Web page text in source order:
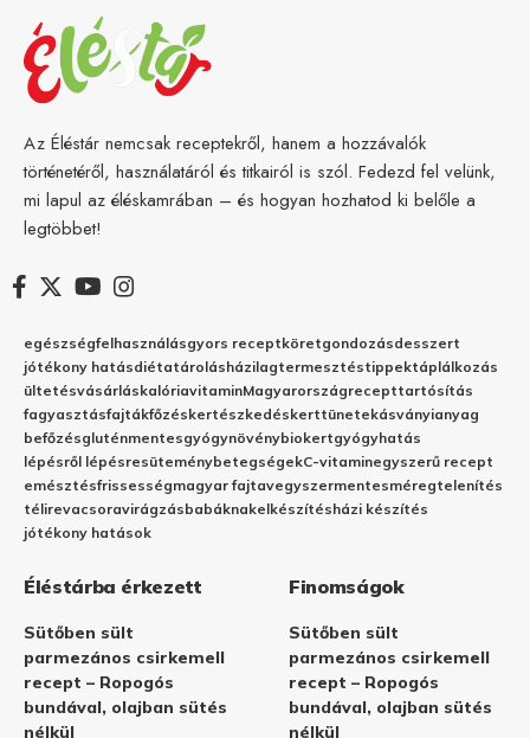
Az Éléstár nemcsak receptekről, hanem a hozzávalók
történetéről, használatáról és titkairól is szól. Fedezd fel velünk,
mi lapul az éléskamrában – és hogyan hozhatod ki belőle a
legtöbbet!
egészségfelhasználásgyors receptköretgondozásdesszert
jótékony hatásdiétatárolásházilagtermesztéstippektáplálkozás
ültetésvásárláskalóriavitaminMagyarországrecepttartósítás
fagyasztásfajtákfőzéskertészkedéskerttünetekásványianyag
befőzésgluténmentesgyógynövénybiokertgyógyhatás
lépésről lépésresüteménybetegségekC-vitaminegyszerű recept
emésztésfrissességmagyar fajtavegyszermentesméregtelenítés
télirevacsoravirágzásbabáknakelkészítésházi készítés
jótékony hatások
Éléstárba érkezett
Sütőben sült
parmezános csirkemell
recept – Ropogós
bundával, olajban sütés
nélkül
Finomságok
Sütőben sült
parmezános csirkemell
recept – Ropogós
bundával, olajban sütés
nélkül